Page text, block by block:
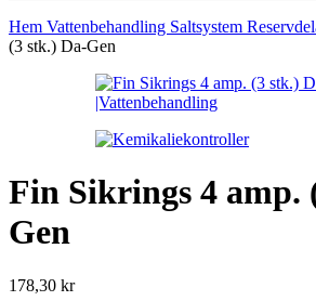
Hem Vattenbehandling Saltsystem
(3 stk.) Da-Gen
Fin Sikrings 4 amp.
Gen
178,30 kr